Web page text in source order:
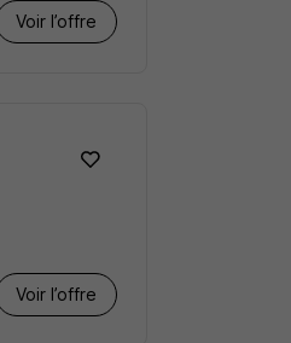
Voir l’offre
Voir l’offre